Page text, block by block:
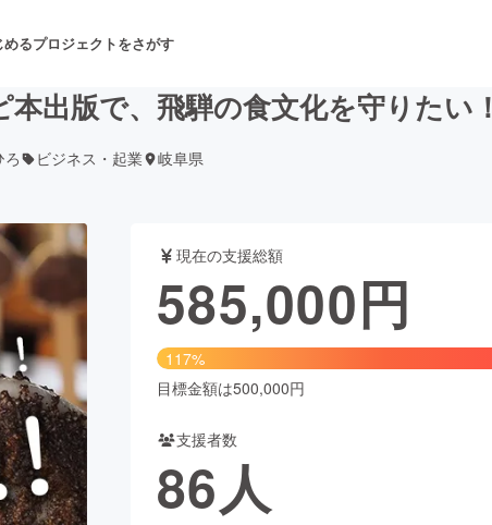
るプロジェクトをさがす
舞台・パフォーマンス
ファッション
アニメ・漫画
ビューティー・ヘルスケア
出版で、飛騨の食文化を守りたい！
ろ ビジネス・起業 岐阜県
現在の支援総額
585,000円
117%
目標金額は500,000円
支援者数
86人